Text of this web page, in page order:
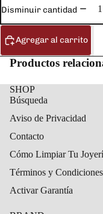
Disminuir cantidad
Agregar al carrito
Productos
SHOP
Búsqueda
Aviso de Privacidad
Contacto
Cómo Limpiar Tu
Términos y Condiciones
Activar Garantía